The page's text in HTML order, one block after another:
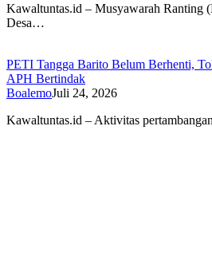
Kawaltuntas.id – Musyawarah Ranting
Desa…
PETI Tangga Barito Belum Berhenti,
APH Bertindak
BoalemoJuli 24, 2026
Kawaltuntas.id – Aktivitas